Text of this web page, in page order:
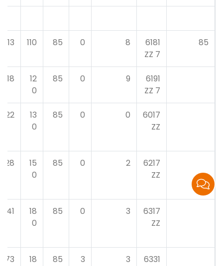
85
6181
7 ZZ
8
0
85
110
13
6191
7 ZZ
9
0
85
12
0
18
6017
ZZ
0
0
85
13
0
22
6217
ZZ
2
0
85
15
0
28
6317
ZZ
3
0
85
18
0
41
6331
3
3
85
18
73